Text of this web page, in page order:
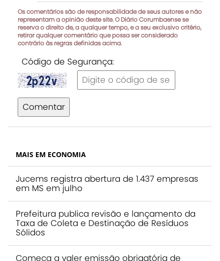
Os comentários são de responsabilidade de seus autores e não
representam a opinião deste site. O Diário Corumbaense se
reserva o direito de, a qualquer tempo, e a seu exclusivo critério,
retirar qualquer comentário que possa ser considerado
contrário às regras definidas acima.
Código de Segurança:
Comentar
MAIS EM ECONOMIA
Jucems registra abertura de 1.437 empresas
em MS em julho
Prefeitura publica revisão e lançamento da
Taxa de Coleta e Destinação de Resíduos
Sólidos
Começa a valer emissão obrigatória de